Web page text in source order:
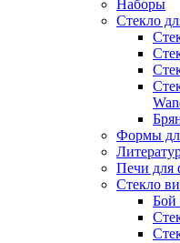
Наборы
Стекло
Формы
Печи для
Стекло
Бой